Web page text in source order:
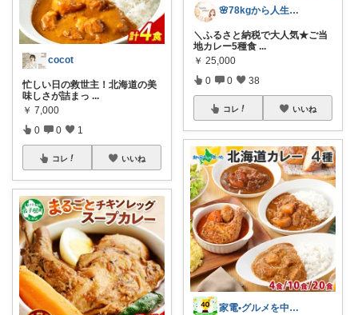
cocot
忙しい日の救世主！北海道の美
味しさが詰まっ ...
￥ 7,000
0 0 1
コレ いいね
🌸78kgから人生最後のダイエット挑戦
＼ふるさと納税で大人気★ご当
地カレー5種食 ...
￥ 25,000
0 0 38
コレ いいね
家電•グルメを中心にレビューします